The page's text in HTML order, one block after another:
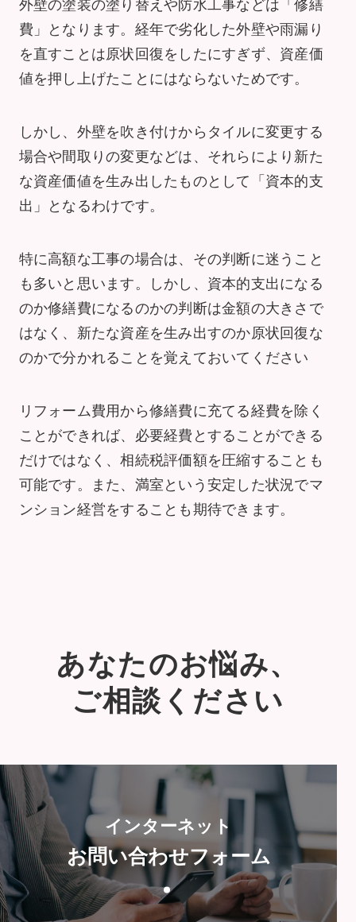
費」となります。経年で劣化した外壁や雨漏り
を直すことは原状回復をしたにすぎず、資産価
値を押し上げたことにはならないためです。
しかし、外壁を吹き付けからタイルに変更する
場合や間取りの変更などは、それらにより新た
な資産価値を生み出したものとして「資本的支
出」となるわけです。
特に高額な工事の場合は、その判断に迷うこと
も多いと思います。しかし、資本的支出になる
のか修繕費になるのかの判断は金額の大きさで
はなく、新たな資産を生み出すのか原状回復な
のかで分かれることを覚えておいてください
リフォーム費用から修繕費に充てる経費を除く
ことができれば、必要経費とすることができる
だけではなく、相続税評価額を圧縮することも
可能です。また、満室という安定した状況でマ
ンション経営をすることも期待できます。
あなたのお悩み、
ご相談ください
インターネット
お問い合わせフォーム